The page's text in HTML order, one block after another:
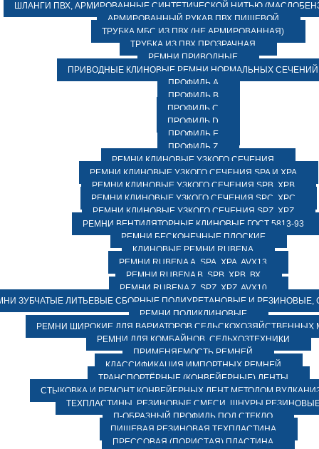
ШЛАНГИ ПВХ, АРМИРОВАННЫЕ СИНТЕТИЧЕСКОЙ НИТЬЮ
АРМИРОВАННЫЙ РУКАВ ПВХ ПИЩЕВОЙ
ТРУБКА МБС ИЗ ПВХ (НЕ АРМИРОВАННАЯ)
ТРУБКА ИЗ ПВХ ПРОЗРАЧНАЯ
РЕМНИ ПРИВОДНЫЕ
ПРИВОДНЫЕ КЛИНОВЫЕ РЕМНИ НОРМАЛЬНЫХ СЕЧЕНИЙ
ПРОФИЛЬ A
ПРОФИЛЬ B
ПРОФИЛЬ C
ПРОФИЛЬ D
ПРОФИЛЬ E
ПРОФИЛЬ Z
РЕМНИ КЛИНОВЫЕ УЗКОГО СЕЧЕНИЯ
РЕМНИ КЛИНОВЫЕ УЗКОГО СЕЧЕНИЯ SPA И XPA
РЕМНИ КЛИНОВЫЕ УЗКОГО СЕЧЕНИЯ SPB, XPB
РЕМНИ КЛИНОВЫЕ УЗКОГО СЕЧЕНИЯ SPC, XPC
РЕМНИ КЛИНОВЫЕ УЗКОГО СЕЧЕНИЯ SPZ, XPZ
РЕМНИ ВЕНТИЛЯТОРНЫЕ КЛИНОВЫЕ ГОСТ 5813-93
РЕМНИ БЕСКОНЕЧНЫЕ ПЛОСКИЕ
КЛИНОВЫЕ РЕМНИ RUBENA
РЕМНИ RUBENA А, SPA, XPA, AVX13
РЕМНИ RUBENA В, SPВ, ХPВ, ВХ
РЕМНИ RUBENA Z, SPZ, XPZ, AVX10
ЗУБЧАТЫЕ ЛИТЬЕВЫЕ СБОРНЫЕ ПОЛИУРЕТАНОВЫЕ И РЕЗИНОВЫЕ,
РЕМНИ ПОЛИКЛИНОВЫЕ
РЕМНИ ШИРОКИЕ ДЛЯ ВАРИАТОРОВ СЕЛЬСКОХОЗЯЙСТВЕННЫХ
РЕМНИ ДЛЯ КОМБАЙНОВ, СЕЛЬХОЗТЕХНИКИ
ПРИМЕНЯЕМОСТЬ РЕМНЕЙ
КЛАССИФИКАЦИЯ ИМПОРТНЫХ РЕМНЕЙ
ТРАНСПОРТЁРНЫЕ (КОНВЕЙЕРНЫЕ) ЛЕНТЫ
СТЫКОВКА И РЕМОНТ КОНВЕЙЕРНЫХ ЛЕНТ МЕТОДОМ
ТЕХПЛАСТИНЫ, РЕЗИНОВЫЕ СМЕСИ, ШНУРЫ
П-ОБРАЗНЫЙ ПРОФИЛЬ ПОД СТЕКЛО
ПИЩЕВАЯ РЕЗИНОВАЯ ТЕХПЛАСТИНА
ПРЕССОВАЯ (ПОРИСТАЯ) ПЛАСТИНА